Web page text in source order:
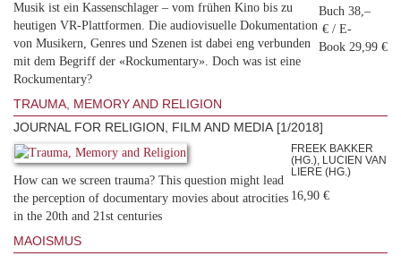
Musik ist ein Kassenschlager – vom frühen Kino bis zu
heutigen VR-Plattformen. Die audiovisuelle Dokumentation
von Musikern, Genres und Szenen ist dabei eng verbunden
mit dem Begriff der «Rockumentary». Doch was ist eine
Rockumentary?
Buch 38,–
€ / E-
Book 29,99 €
TRAUMA, MEMORY AND RELIGION
JOURNAL FOR RELIGION, FILM AND MEDIA [1/2018]
How can we screen trauma? This question might lead
the perception of documentary movies about atrocities
in the 20th and 21st centuries
FREEK BAKKER
(HG.), LUCIEN VAN
LIERE (HG.)
16,90 €
MAOISMUS